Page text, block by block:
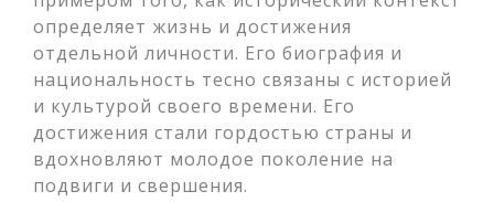
определяет жизнь и достижения
отдельной личности. Его биография и
национальность тесно связаны с историей
и культурой своего времени. Его
достижения стали гордостью страны и
вдохновляют молодое поколение на
подвиги и свершения.